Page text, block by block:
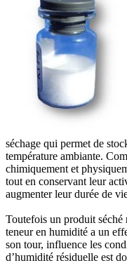
séchage qui permet de
température ambiante.
chimiquement et
tout en conservant leur
augmenter leur durée de
Toutefois un produit séché
teneur en humidité a un
son tour, influence les
d’humidité résiduelle est